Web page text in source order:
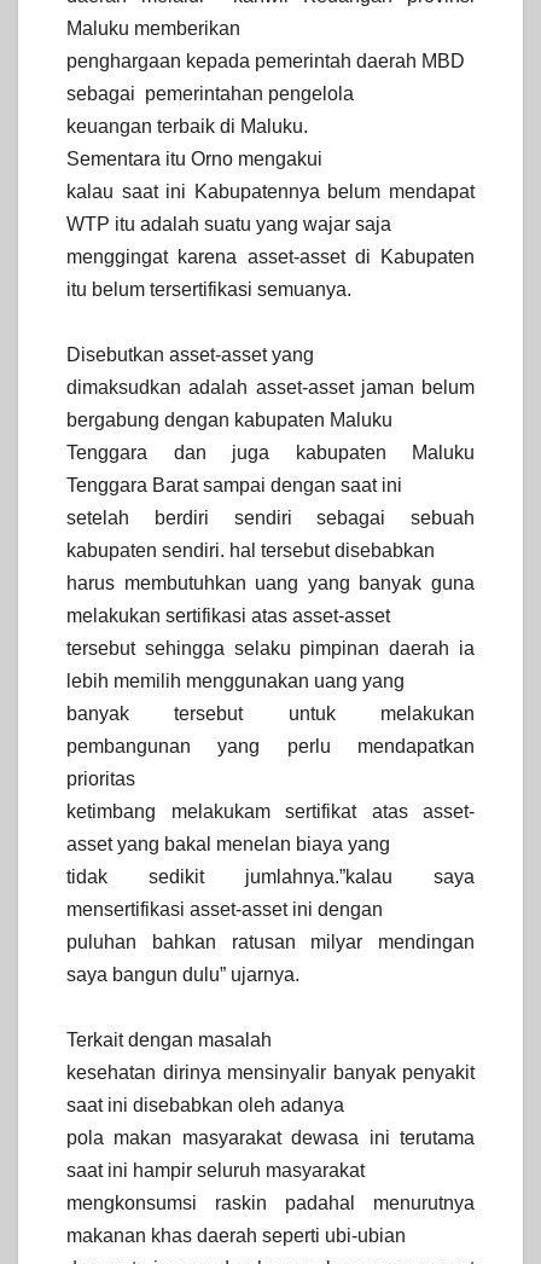
Maluku memberikan
penghargaan kepada pemerintah daerah MBD
sebagai pemerintahan pengelola
keuangan terbaik di Maluku.
Sementara itu Orno mengakui
kalau saat ini Kabupatennya belum mendapat
WTP itu adalah suatu yang wajar saja
menggingat karena asset-asset di Kabupaten
itu belum tersertifikasi semuanya.
Disebutkan asset-asset yang
dimaksudkan adalah asset-asset jaman belum
bergabung dengan kabupaten Maluku
Tenggara dan juga kabupaten Maluku
Tenggara Barat sampai dengan saat ini
setelah berdiri sendiri sebagai sebuah
kabupaten sendiri. hal tersebut disebabkan
harus membutuhkan uang yang banyak guna
melakukan sertifikasi atas asset-asset
tersebut sehingga selaku pimpinan daerah ia
lebih memilih menggunakan uang yang
banyak tersebut untuk melakukan
pembangunan yang perlu mendapatkan
prioritas
ketimbang melakukam sertifikat atas asset-
asset yang bakal menelan biaya yang
tidak sedikit jumlahnya.”kalau saya
mensertifikasi asset-asset ini dengan
puluhan bahkan ratusan milyar mendingan
saya bangun dulu” ujarnya.
Terkait dengan masalah
kesehatan dirinya mensinyalir banyak penyakit
saat ini disebabkan oleh adanya
pola makan masyarakat dewasa ini terutama
saat ini hampir seluruh masyarakat
mengkonsumsi raskin padahal menurutnya
makanan khas daerah seperti ubi-ubian